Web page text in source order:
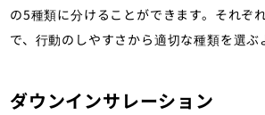
の5種類に分けることができます。それぞ
で、行動のしやすさから適切な種類を選ぶ
ダウンインサレーション